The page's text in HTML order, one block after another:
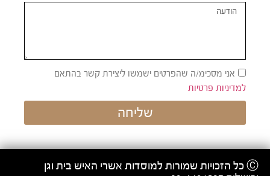
אני מסכימ/ה שהפרטים ישמשו ליצירת קשר בהתאם
למדיניות פרטיות
שליחה
Ⓒ כל הזכויות שמורות למוסדות אשרי האיש בית וגן